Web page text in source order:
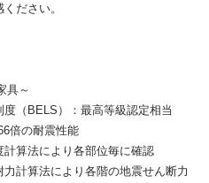
ださい。
具～
度（BELS）：最高等級認定相当
倍の耐震性能
計算法により各部位毎に確認
計算法により各階の地震せん断力